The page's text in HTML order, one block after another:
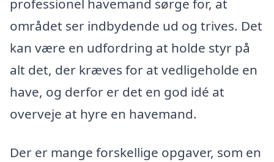
professionel havemand sørge for, at
området ser indbydende ud og trives. Det
kan være en udfordring at holde styr på
alt det, der kræves for at vedligeholde en
have, og derfor er det en god idé at
overveje at hyre en havemand.
Der er mange forskellige opgaver, som en